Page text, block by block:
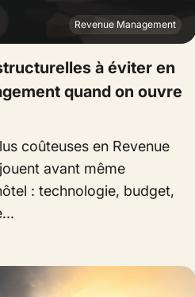
Revenue Management
à éviter en
quand on ouvre
coûteuses en Revenue
avant même
: technologie, budget,